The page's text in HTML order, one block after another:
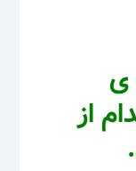
ی
از